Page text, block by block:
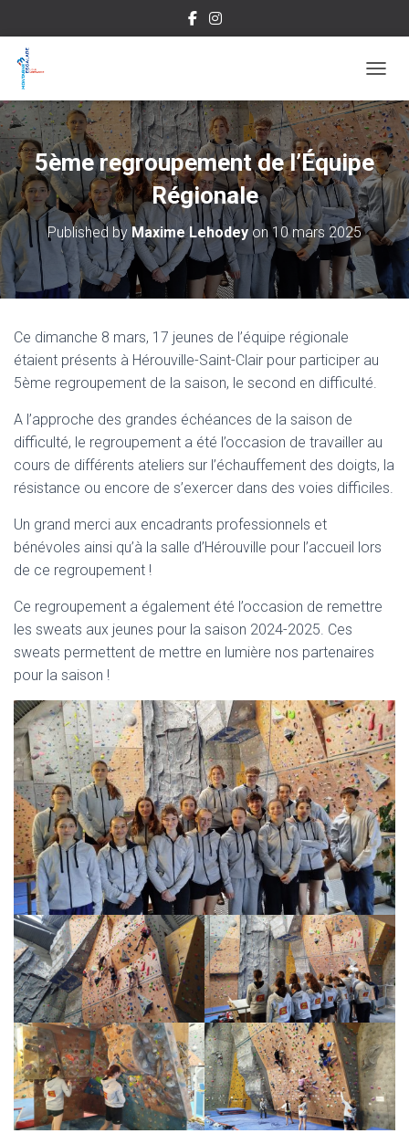
5ème regroupement de l’Équipe
Régionale
Published by Maxime Lehodeyon10 mars 2025
Ce dimanche 8 mars, 17 jeunes de l’équipe régionale
étaient présents à Hérouville-Saint-Clair pour participer au
5ème regroupement de la saison, le second en difficulté.
A l’approche des grandes échéances de la saison de
difficulté, le regroupement a été l’occasion de travailler au
cours de différents ateliers sur l’échauffement des doigts, la
résistance ou encore de s’exercer dans des voies difficiles.
Un grand merci aux encadrants professionnels et
bénévoles ainsi qu’à la salle d’Hérouville pour l’accueil lors
de ce regroupement !
Ce regroupement a également été l’occasion de remettre
les sweats aux jeunes pour la saison 2024-2025. Ces
sweats permettent de mettre en lumière nos partenaires
pour la saison !